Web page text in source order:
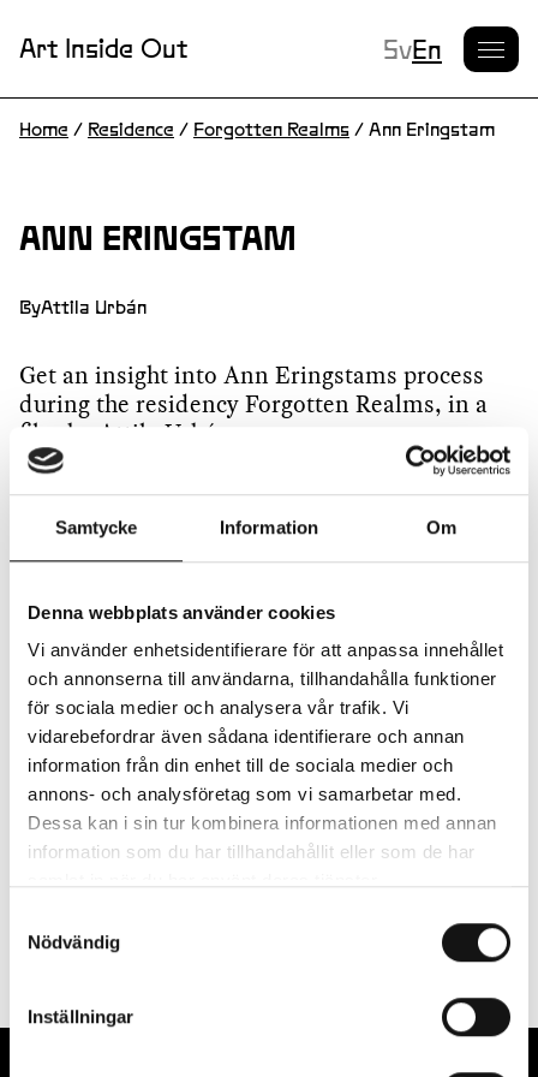
Samtycke Information Om
Denna webbplats använder cookies
Vi använder enhetsidentifierare för att anpassa innehållet
och annonserna till användarna, tillhandahålla funktioner
för sociala medier och analysera vår trafik. Vi
vidarebefordrar även sådana identifierare och annan
information från din enhet till de sociala medier och
annons- och analysföretag som vi samarbetar med.
Dessa kan i sin tur kombinera informationen med annan
information som du har tillhandahållit eller som de har
Nödvändig
Inställningar
Art Inside Out SvCurrent
En
Home / Residence / Forgotten Realms / Ann Eringstam
ANN ERINGSTAM
ByAttila Urbán
Get an insight into Ann Eringstams process
during the residency Forgotten Realms, in a
film by Attila Urbán.
MORE ABOUT THE
RESIDENCY
Film